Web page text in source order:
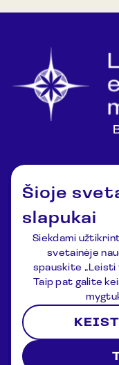
Šioje
slapukai
Siekdami
svetainėje
spauskite „Leisti
Taip pat galite
+370 3
Kulionių
P./d.
Registracija
Sąlygos ir